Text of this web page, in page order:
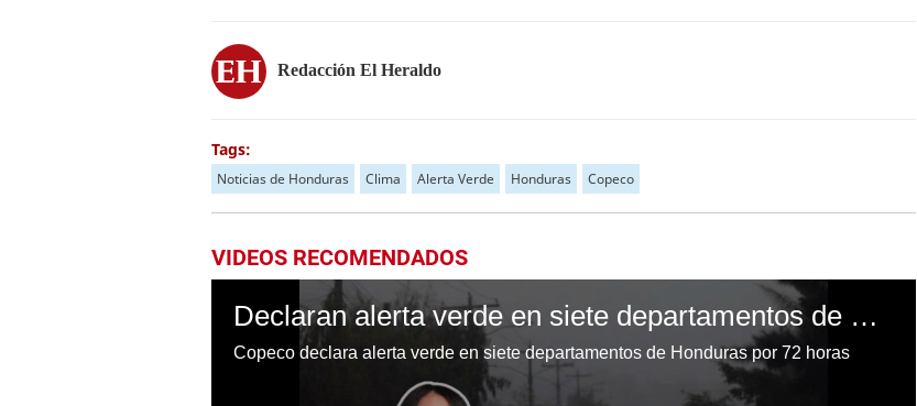
Redacción El Heraldo
Tags:
Noticias de Honduras Clima Alerta Verde Honduras Copeco
VIDEOS RECOMENDADOS
Declaran alerta verde en siete departamentos de Honduras por 72 horas
Copeco declara alerta verde en siete departamentos de Honduras por 72 horas